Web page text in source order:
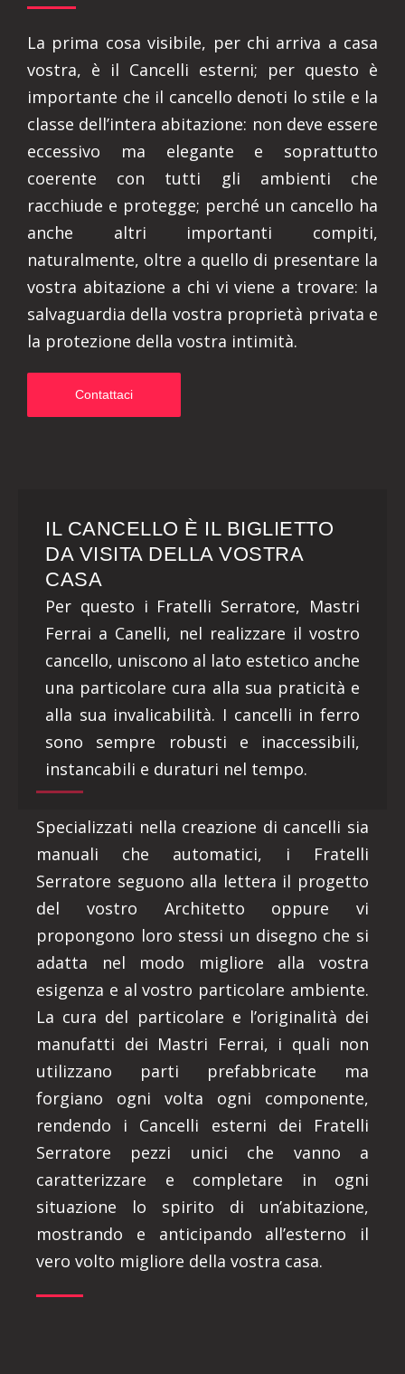
La prima cosa visibile, per chi arriva a casa
vostra, è il Cancelli esterni; per questo è
importante che il cancello denoti lo stile e la
classe dell’intera abitazione: non deve essere
eccessivo ma elegante e soprattutto
coerente con tutti gli ambienti che
racchiude e protegge; perché un cancello ha
anche altri importanti compiti,
naturalmente, oltre a quello di presentare la
vostra abitazione a chi vi viene a trovare: la
salvaguardia della vostra proprietà privata e
la protezione della vostra intimità.
Contattaci
IL CANCELLO È IL BIGLIETTO
DA VISITA DELLA VOSTRA
CASA
Per questo i Fratelli Serratore, Mastri
Ferrai a Canelli, nel realizzare il vostro
cancello, uniscono al lato estetico anche
una particolare cura alla sua praticità e
alla sua invalicabilità. I cancelli in ferro
sono sempre robusti e inaccessibili,
instancabili e duraturi nel tempo.
Specializzati nella creazione di cancelli sia
manuali che automatici, i Fratelli
Serratore seguono alla lettera il progetto
del vostro Architetto oppure vi
propongono loro stessi un disegno che si
adatta nel modo migliore alla vostra
esigenza e al vostro particolare ambiente.
La cura del particolare e l’originalità dei
manufatti dei Mastri Ferrai, i quali non
utilizzano parti prefabbricate ma
forgiano ogni volta ogni componente,
rendendo i Cancelli esterni dei Fratelli
Serratore pezzi unici che vanno a
caratterizzare e completare in ogni
situazione lo spirito di un’abitazione,
mostrando e anticipando all’esterno il
vero volto migliore della vostra casa.